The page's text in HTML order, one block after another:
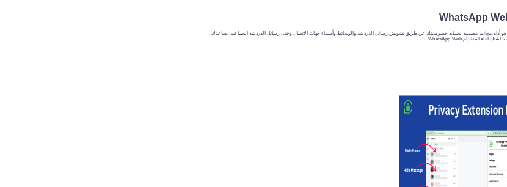
SheetWA ملحق الخصوصية لتطبيق WhatsApp Web هو أداة مجانية مصممة لحماية خصوصيتك عن طريق تشويش رسائل الدردشة والوسائط وأسماء جهات الاتصال وحتى رسائل الدردشة الجماعية. يساعدك